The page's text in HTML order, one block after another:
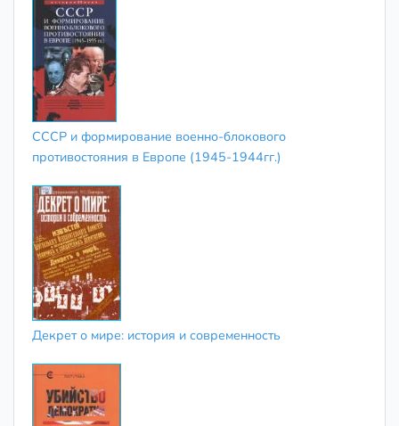
СССР и формирование военно-блокового
противостояния в Европе (1945-1944гг.)
Декрет о мире: история и современность